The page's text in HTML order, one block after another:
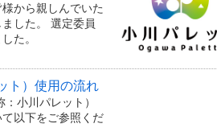
から親しんでいた
した。 選定委員
た。
ト）使用の流れ
小川パレット）
以下をご参照くだ